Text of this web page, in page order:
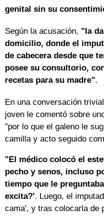
genital sin su
Según la acusación, "la
domicilio, donde el
de cabecera desde que
posee su consultorio,
recetas para su madre".
En una conversación
joven le comentó sobre
"por lo que el galeno le
camilla y acto seguido
"El médico colocó el
pecho y senos, incluso
tiempo que le
excita?'. Luego, el
cama', y tras colocarla de